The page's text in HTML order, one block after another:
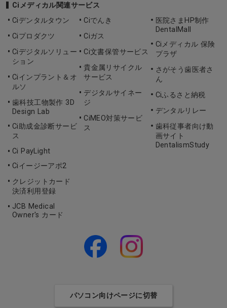
Ciメディカル関連サービス
Ciデンタルタウン
Ciプロダクツ
Ciデジタルソリュー
ション
Ciインプラント＆オ
ルソ
歯科技工物製作 3D
Design Lab
Ci助成金診断サービ
ス
Ci PayLight
Ciイージーアポ2
クレジットカード
決済利用登録
JCB Medical
Owner's カード
Ciでんき
Ciガス
Ci文書保管サービス
貴金属リサイクル
サービス
デジタルサイネー
ジ
CiMEO対策サービ
ス
医院さまHP制作
DentalMall
Ciメディカル 保険
プラザ
さがそう歯医者さ
ん
Ciふるさと納税
デンタルリレー
歯科従事者向け動
画サイト
DentalismStudy
パソコン向けページに切替